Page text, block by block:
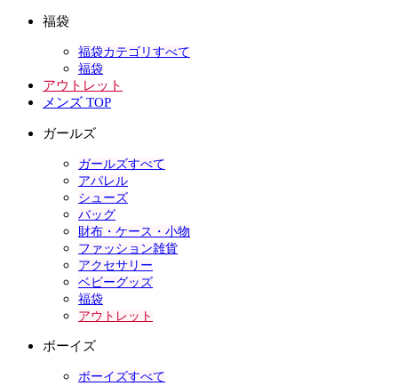
福袋
福袋カテゴリすべて
福袋
アウトレット
メンズ TOP
ガールズ
ガールズすべて
アパレル
シューズ
バッグ
財布・ケース・小物
ファッション雑貨
アクセサリー
ベビーグッズ
福袋
アウトレット
ボーイズ
ボーイズすべて